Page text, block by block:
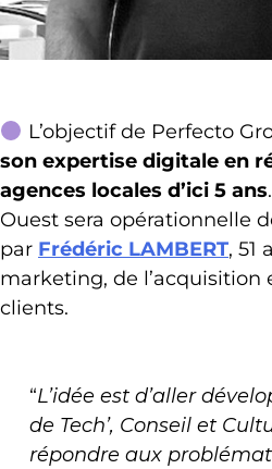
L’objectif de Perfecto
son expertise digitale en
agences locales d’ici 5 ans
Ouest sera opérationnelle
par Frédéric LAMBERT, 51
marketing, de l’acquisition
clients.
“L’idée est d’aller
de Tech’, Conseil et
répondre aux